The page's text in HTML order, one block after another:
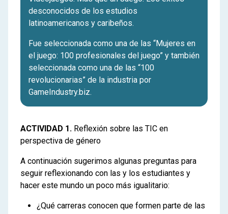
desconocidos de los estudios
latinoamericanos y caribeños.
Fue seleccionada como una de las “Mujeres en
el juego: 100 profesionales del juego” y también
seleccionada como una de las “100
revolucionarias” de la industria por
GameIndustry.biz.
ACTIVIDAD 1. Reflexión sobre las TIC en
perspectiva de género
A continuación sugerimos algunas preguntas para
seguir reflexionando con las y los estudiantes y
hacer este mundo un poco más igualitario:
¿Qué carreras conocen que formen parte de las